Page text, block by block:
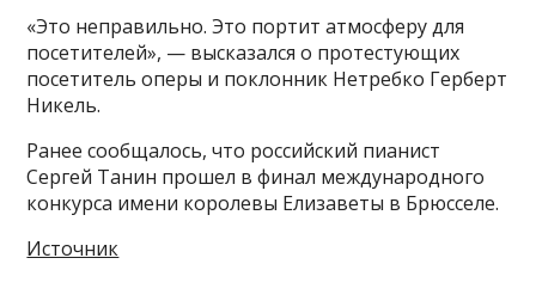
«Это неправильно. Это портит атмосферу для
посетителей», — высказался о протестующих
посетитель оперы и поклонник Нетребко Герберт
Никель.
Ранее сообщалось, что российский пианист
Сергей Танин прошел в финал международного
конкурса имени королевы Елизаветы в Брюсселе.
Источник